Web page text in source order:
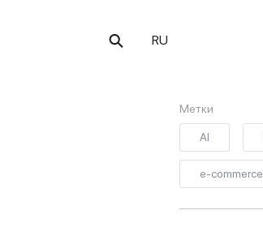
RU
Метки
AI
e-commerce